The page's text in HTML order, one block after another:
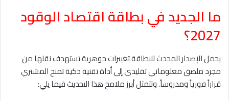
ما الجديد في بطاقة اقتصاد الوقود
2027؟
يحمل الإصدار المحدث للبطاقة تغييرات جوهرية تستهدف نقلها من
مجرد ملصق معلوماتي تقليدي إلى أداة تقنية ذكية تمنح المشتري
قراراً فورياً ومدروساً. وتتمثل أبرز ملامح هذا التحديث فيما يلي: